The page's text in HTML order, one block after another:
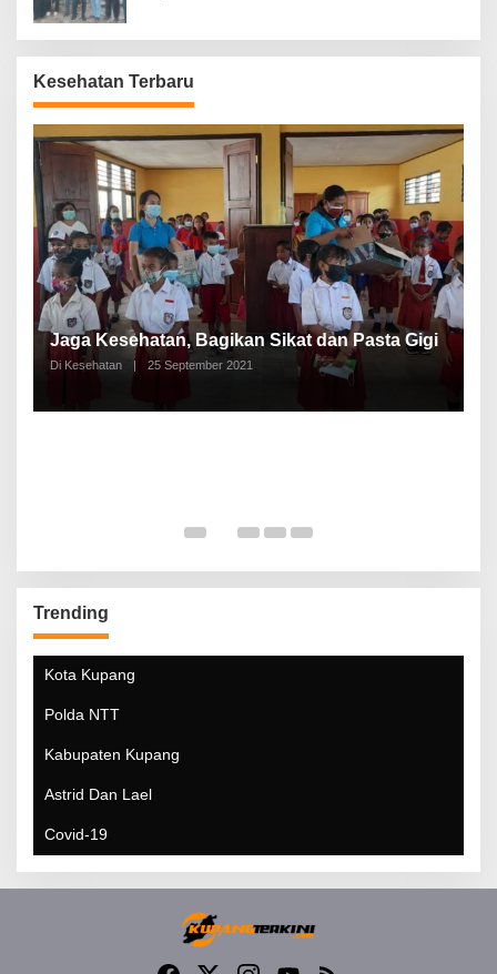
Kesehatan Terbaru
Jaga Kesehatan, Bagikan Sikat dan Pasta Gigi
Di Kesehatan | 25 September 2021
Trending
Kota Kupang
Polda NTT
Kabupaten Kupang
Astrid Dan Lael
Covid-19